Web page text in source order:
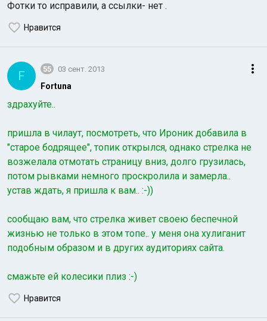
Фотки то исправили, а ссылки- нет .
Нравится
F 55 03 сент. 2013
Fortuna
здрахуйте..
пришла в чилаут, посмотреть, что Ироник добавила в
"старое бодрящее", топик открылся, однако стрелка не
возжелала отмотать страницу вниз, долго грузилась,
потом рывками немного проскролила и замерла..
устав ждать, я пришла к вам.. :-))
сообщаю вам, что стрелка живет своею беспечной
жизнью не только в этом топе.. у меня она хулиганит
подобным образом и в других аудиториях сайта.
смажьте ей колесики плиз :-)
Нравится